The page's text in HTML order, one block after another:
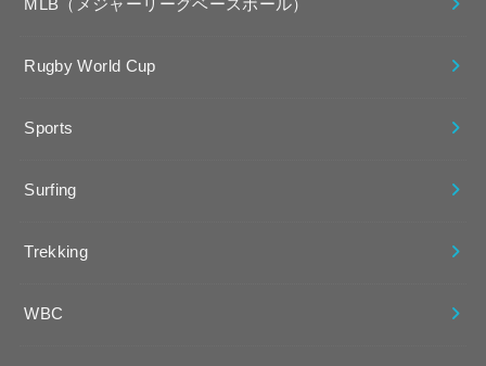
MLB（メジャーリーグベースボール）
Rugby World Cup
Sports
Surfing
Trekking
WBC